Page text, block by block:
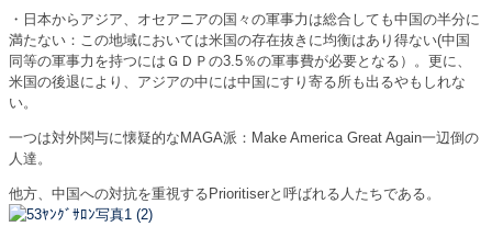
・日本からアジア、オセアニアの国々の軍事力は総合しても中国の半分に
満たない：この地域においては米国の存在抜きに均衡はあり得ない(中国
同等の軍事力を持つにはＧＤＰの3.5％の軍事費が必要となる）。更に、
米国の後退により、アジアの中には中国にすり寄る所も出るやもしれな
い。
一つは対外関与に懐疑的なMAGA派：Make America Great Again一辺倒の
人達。
他方、中国への対抗を重視するPrioritiserと呼ばれる人たちである。